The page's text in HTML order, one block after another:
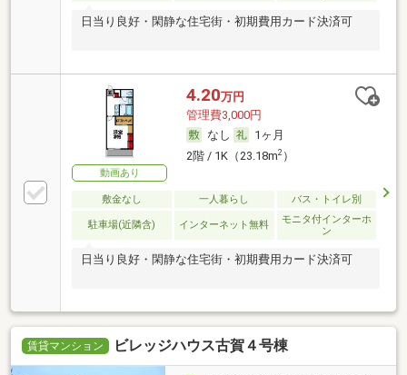
日当り良好・閑静な住宅街・初期費用カード決済可
動画あり
4.20万円
管理費3,000円
なし
1ヶ月
2階 / 1K（23.18m2）
敷金なし 一人暮らし バス・トイレ別
駐車場(近隣含) インターネット無料
モニタ付インターホ
ン
日当り良好・閑静な住宅街・初期費用カード決済可
賃貸マンション ビレッジハウス古賀４号棟